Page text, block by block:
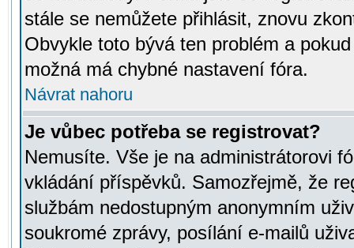
stále se nemůžete přihlásit, znovu
Obvykle toto bývá ten problém a
možná má chybné nastavení fóra.
Návrat nahoru
Je vůbec potřeba se registrovat?
Nemusíte. Vše je na administrátorovi
vkládání příspěvků. Samozřejmě, že
službám nedostupným anonymním
soukromé zprávy, posílání e-mailů